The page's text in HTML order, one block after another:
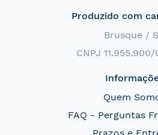
Produzido com
Brusque /
CNPJ
Quem
FAQ - Perguntas